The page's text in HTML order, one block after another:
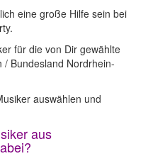
eine große Hilfe sein bei
für die von Dir gewählte
Bundesland Nordrhein-
auswählen und
aus